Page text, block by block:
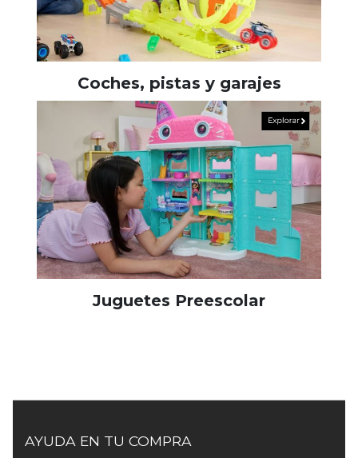
Coches, pistas y garajes
Juguetes Preescolar
AYUDA EN TU COMPRA